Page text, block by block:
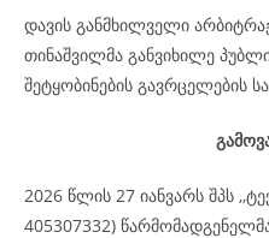
დავის განმხილველი
თინაშვილმა განვიხილე
შეტყობინების გავრცელების
2026 წლის 27 იანვარს შპს
405307332)